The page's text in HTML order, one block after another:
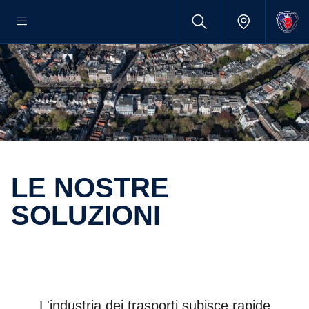
LE NOSTRE
SOLUZIONI
L'industria dei trasporti subisce rapide